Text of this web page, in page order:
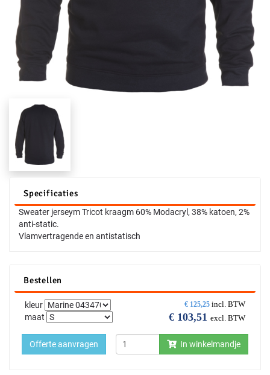
Specificaties
Sweater jerseym Tricot kraagm 60% Modacryl, 38% katoen, 2%
anti-static.
Vlamvertragende en antistatisch
Bestellen
€ 125,25 incl. BTW
€ 103,51 excl. BTW
kleur
maat
In winkelmandje
Offerte aanvragen